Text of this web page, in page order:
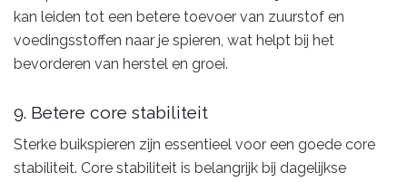
kan leiden tot een betere toevoer van zuurstof en
voedingsstoffen naar je spieren, wat helpt bij het
bevorderen van herstel en groei.
9. Betere core stabiliteit
Sterke buikspieren zijn essentieel voor een goede core
stabiliteit. Core stabiliteit is belangrijk bij dagelijkse